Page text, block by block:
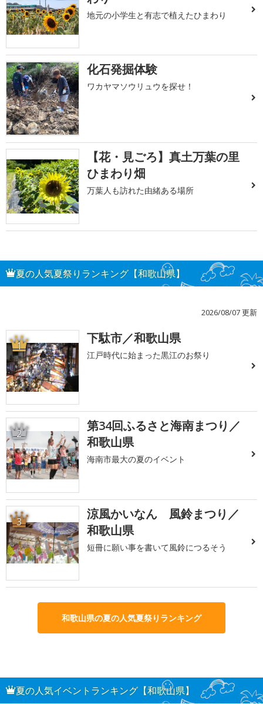
地元の小学生と有志で植えたひまわり
化石発掘体験
ワカヤマソウリュウを探せ！
【花・見ごろ】真土万葉の里
ひまわり畑
万葉人も訪れた由緒ある場所
夏の人気夏祭りランキング【和歌山県】
2026/08/07 更新
1 下駄市／和歌山県
江戸時代に始まった黒江のお祭り
2
第34回ふるさと海南まつり／
和歌山県
海南市最大の夏のイベント
3
涼風かいなん 風鈴まつり／
和歌山県
短冊に願い事を書いて風鈴につるそう
和歌山県の夏の人気夏祭りランキング
夏の人気イベントランキング【和歌山県】